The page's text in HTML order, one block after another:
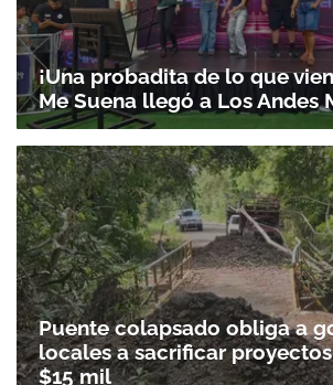
¡Una probadita de lo que
Me Suena llegó a Los Andes
Puente colapsado obliga a
locales a sacrificar
$15 mil